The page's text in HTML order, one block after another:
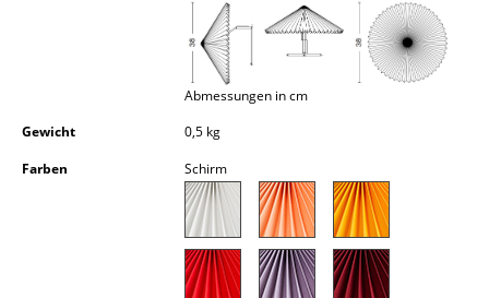
Hängeleuchten & Deckenleuchten
Schreibtischleuchten
Stehleuchten & Leseleuchten
Outdoor-Leuchten
Abmessungen in cm
Gewicht
0,5 kg
Farben
Schirm